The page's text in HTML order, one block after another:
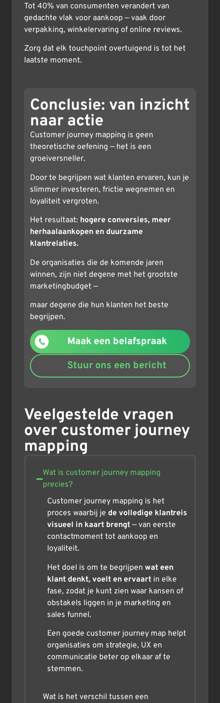
Tot 40% van consumenten verandert van
gedachte vlak voor aankoop — vaak door
verpakking, winkelervaring of online reviews.
Zorg dat elk touchpoint overtuigend is tot het
laatste moment.
Conclusie: van inzicht
naar actie
Customer journey mapping is geen
theoretische oefening — het is een
groeiversneller.
Door te begrijpen wat klanten ervaren, kun je
slimmer investeren, frictie wegnemen en
loyaliteit vergroten.
Het resultaat: hogere conversies, meer
herhaalaankopen en duurzame
klantrelaties.
De organisaties die de komende jaren
winnen, zijn niet degene met het grootste
marketingbudget —
maar degene die hun klanten het beste
begrijpen.
Maak een belafspraak
Stuur ons een bericht
Veelgestelde vragen
over customer journey
mapping
Wat is customer journey mapping
precies?
Customer journey mapping is het
proces waarbij je de volledige klantreis
visueel in kaart brengt — van eerste
contactmoment tot aankoop en
loyaliteit.
Het doel is om te begrijpen wat een
klant denkt, voelt en ervaart in elke
fase, zodat je kunt zien waar kansen of
obstakels liggen in je marketing en
sales funnel.
Een goede customer journey map helpt
organisaties om strategie, UX en
communicatie beter op elkaar af te
stemmen.
Wat is het verschil tussen een